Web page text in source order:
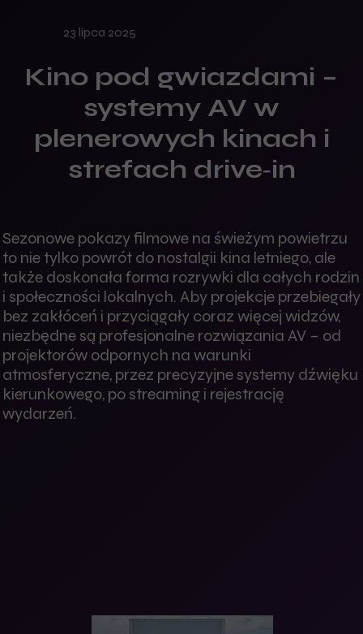
23 lipca 2025
Kino pod gwiazdami –
systemy AV w
plenerowych kinach i
strefach drive‑in
Sezonowe pokazy filmowe na świeżym powietrzu
to nie tylko powrót do nostalgii kina letniego, ale
także doskonała forma rozrywki dla całych rodzin
i społeczności lokalnych. Aby projekcje przebiegały
bez zakłóceń i przyciągały coraz więcej widzów,
niezbędne są profesjonalne rozwiązania AV – od
projektorów odpornych na warunki
atmosferyczne, przez precyzyjne systemy dźwięku
kierunkowego, po streaming i rejestrację
wydarzeń.